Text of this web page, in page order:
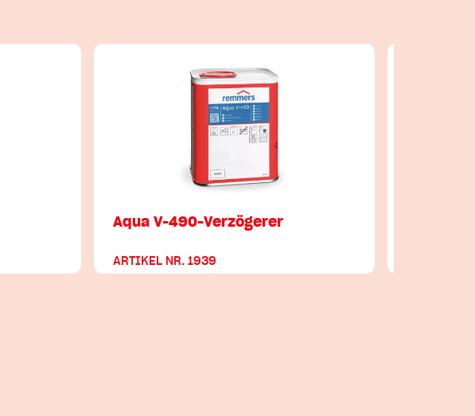
Aqua V-490-Verzögerer
ARTIKEL NR. 1939